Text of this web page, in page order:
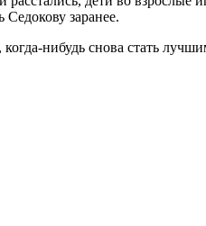
заранее.
нибудь снова стать